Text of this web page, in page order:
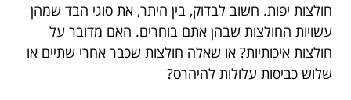
חולצות יפות. חשוב לבדוק, בין היתר, את סוגי הבד שמהן
עשויות החולצות שבהן אתם בוחרים. האם מדובר על
חולצות איכותיות? או שאלה חולצות שכבר אחרי שתיים או
שלוש כביסות עלולות להיהרס?